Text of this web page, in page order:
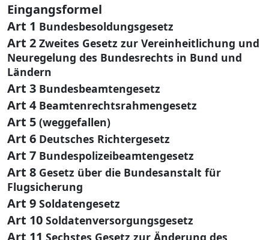
Eingangsformel
Art 1 Bundesbesoldungsgesetz
Art 2 Zweites Gesetz zur Vereinheitlichung und
Neuregelung des Bundesrechts in Bund und
Ländern
Art 3 Bundesbeamtengesetz
Art 4 Beamtenrechtsrahmengesetz
Art 5 (weggefallen)
Art 6 Deutsches Richtergesetz
Art 7 Bundespolizeibeamtengesetz
Art 8 Gesetz über die Bundesanstalt für
Flugsicherung
Art 9 Soldatengesetz
Art 10 Soldatenversorgungsgesetz
Art 11 Sechstes Gesetz zur Änderung des